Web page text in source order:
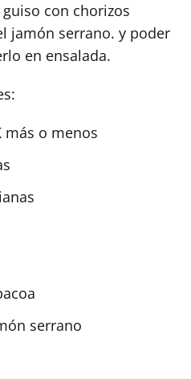
con chorizos
jamón serrano. y poder
en ensalada.
más o menos
serrano